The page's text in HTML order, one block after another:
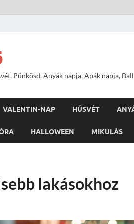
Pünkösd, Anyák napja, Apák napja,
VALENTIN-NAP HÚSVÉT
HALLOWEEN MIKULÁS
lakásokhoz